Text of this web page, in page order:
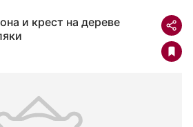
и крест на дереве